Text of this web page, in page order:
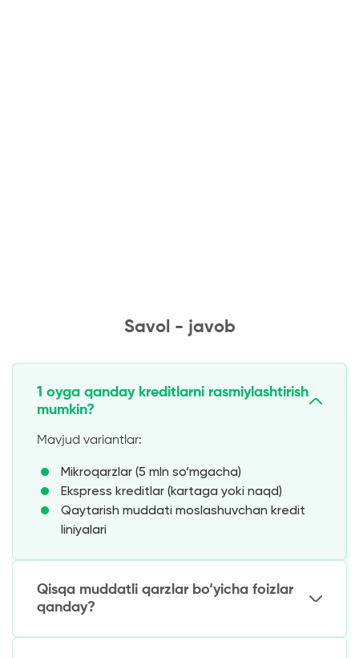
Savol - javob
1 oyga qanday kreditlarni rasmiylashtirish
mumkin?
Mavjud variantlar:
Mikroqarzlar (5 mln so‘mgacha)
Ekspress kreditlar (kartaga yoki naqd)
Qaytarish muddati moslashuvchan kredit
liniyalari
Qisqa muddatli qarzlar bo‘yicha foizlar
qanday?
O‘rtacha stavkalar: